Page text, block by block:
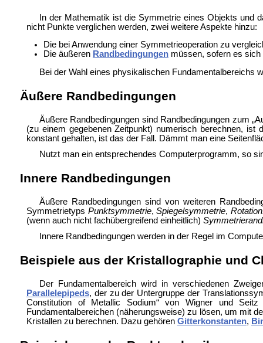
In der Mathematik ist die Symmetrie eines Objekts und
nicht Punkte verglichen werden, zwei weitere Aspekte hinzu:
Die bei Anwendung einer Symmetrieoperation zu
Die äußeren Randbedingungenmüssen, sofern es sich
Bei der Wahl eines physikalischen Fundamentalbereichs
Äußere Randbedingungen
Äußere Randbedingungen sind Randbedingungen zum
(zu einem gegebenen Zeitpunkt) numerisch berechnen,
konstant gehalten, ist das der Fall. Dämmt man eine
Nutzt man ein entsprechendes Computerprogramm, so
Innere Randbedingungen
Äußere Randbedingungen sind von weiteren
Symmetrietyps Punktsymmetrie,Spiegelsymmetrie,
(wenn auch nicht fachübergreifend einheitlich)
Innere Randbedingungen werden in der Regel im
Beispiele aus der Kristallographie und
Der Fundamentalbereich wird in verschiedenen
Parallelepipeds, der zu der Untergruppe der
Constitution of Metallic Sodium“ von Wigner und
Fundamentalbereichen (näherungsweise) zu lösen, um mit
Kristallen zu berechnen. Dazu gehören Gitterkonstanten,